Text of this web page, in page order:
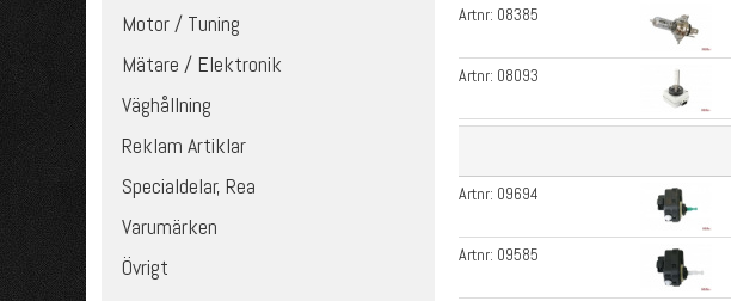
Motor / Tuning
Mätare / Elektronik
Väghållning
Reklam Artiklar
Specialdelar, Rea
Varumärken
Övrigt
Artnr: 08385
Artnr: 08093
Artnr: 09694
Artnr: 09585